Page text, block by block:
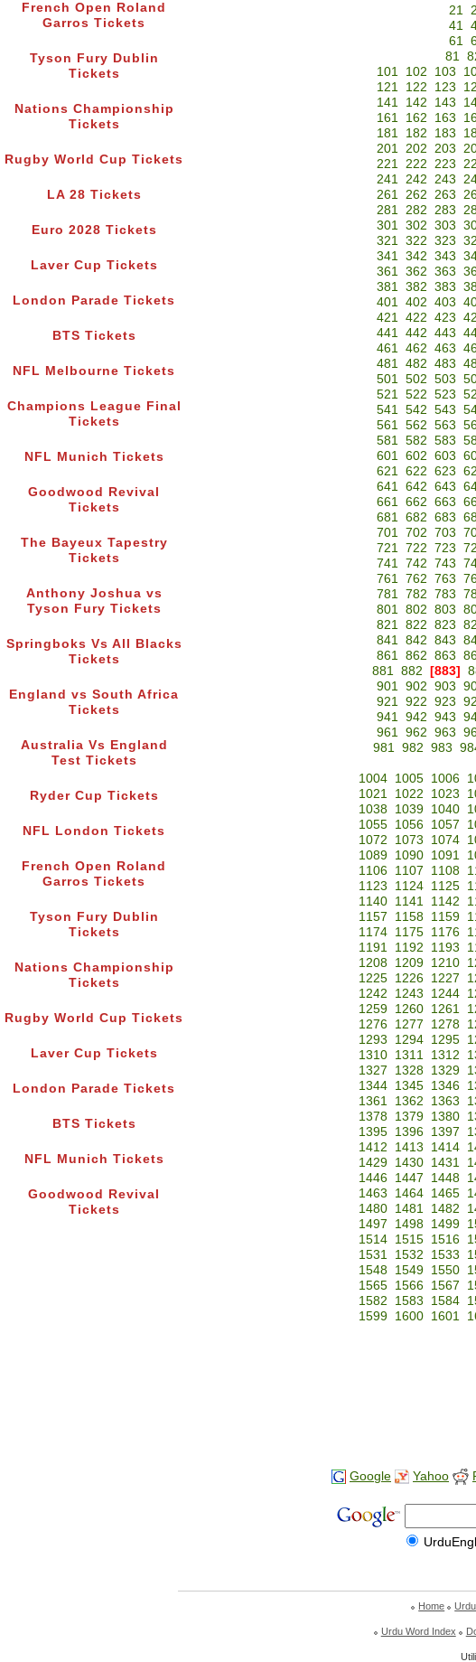
French Open Roland
Garros Tickets
Tyson Fury Dublin
Tickets
Nations Championship
Tickets
Rugby World Cup Tickets
LA 28 Tickets
Euro 2028 Tickets
Laver Cup Tickets
London Parade Tickets
BTS Tickets
NFL Melbourne Tickets
Champions League Final
Tickets
NFL Munich Tickets
Goodwood Revival
Tickets
The Bayeux Tapestry
Tickets
Anthony Joshua vs
Tyson Fury Tickets
Springboks Vs All Blacks
Tickets
England vs South Africa
Tickets
Australia Vs England
Test Tickets
Ryder Cup Tickets
NFL London Tickets
French Open Roland
Garros Tickets
Tyson Fury Dublin
Tickets
Nations Championship
Tickets
Rugby World Cup Tickets
Laver Cup Tickets
London Parade Tickets
BTS Tickets
NFL Munich Tickets
Goodwood Revival
Tickets
21
41
61
81
101
102 103
121
122 123
141
142 143
161
162 163
181
182 183
201 202 203
221 222 223
241 242 243
261 262 263
281 282 283
301 302 303
321 322 323
341 342 343
361 362 363
381 382 383
401 402 403
421 422 423
441 442 443
461 462 463
481 482 483
501 502 503
521 522 523
541 542 543
561 562 563
581 582 583
601 602 603
621 622 623
641 642 643
661 662 663
681 682 683
701 702 703
721 722 723
741 742 743
761 762 763
781 782 783
801 802 803
821 822 823
841 842 843
861 862 863
881 882 [883]
901 902 903
921 922 923
941 942 943
961 962 963
981 982 983
1004
1005 1006
1021
1022 1023
1038
1039 1040
1055
1056 1057
1072
1073 1074
1089
1090 1091
1106
1107 1108
1123
1124 1125
1140
1141 1142
1157
1158 1159
1174
1175 1176
1191
1192 1193
1208
1209 1210
1225
1226 1227
1242
1243 1244
1259
1260 1261
1276
1277 1278
1293
1294 1295
1310
1311 1312
1327
1328 1329
1344
1345 1346
1361
1362 1363
1378
1379 1380
1395
1396 1397
1412
1413 1414
1429
1430 1431
1446
1447 1448
1463
1464 1465
1480
1481 1482
1497
1498 1499
1514
1515 1516
1531
1532 1533
1548
1549 1550
1565
1566 1567
1582
1583 1584
1599
1600 1601
Google Yahoo
Home
Urdu Word Index